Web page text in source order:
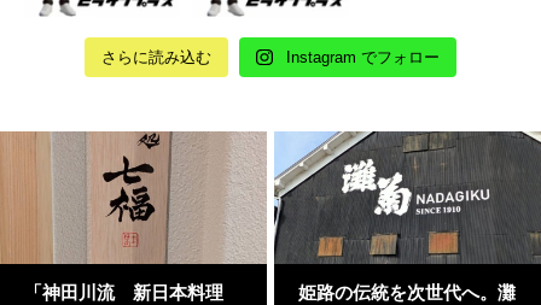
さらに読み込む Instagram でフォロー
「神田川流 新日本料理
姫路の伝統を次世代へ。灘